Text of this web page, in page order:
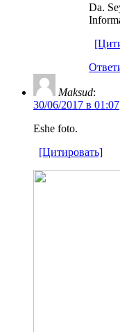
Da.
Maksud:
30/06/2017 в 01:07
Eshe foto.
[Цитировать]